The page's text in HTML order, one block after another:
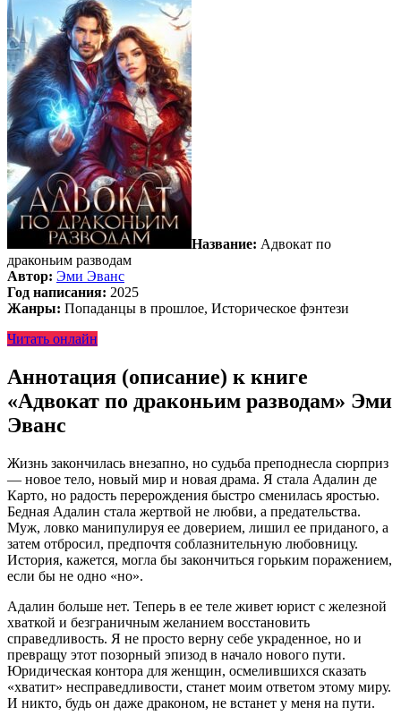
Название: Адвокат по
драконьим разводам
Автор: Эми Эванс
Год написания: 2025
Жанры: Попаданцы в прошлое, Историческое фэнтези
Читать онлайн
Аннотация (описание) к книге
«Адвокат по драконьим разводам» Эми
Эванс
Жизнь закончилась внезапно, но судьба преподнесла сюрприз
— новое тело, новый мир и новая драма. Я стала Адалин де
Карто, но радость перерождения быстро сменилась яростью.
Бедная Адалин стала жертвой не любви, а предательства.
Муж, ловко манипулируя ее доверием, лишил ее приданого, а
затем отбросил, предпочтя соблазнительную любовницу.
История, кажется, могла бы закончиться горьким поражением,
если бы не одно «но».
Адалин больше нет. Теперь в ее теле живет юрист с железной
хваткой и безграничным желанием восстановить
справедливость. Я не просто верну себе украденное, но и
превращу этот позорный эпизод в начало нового пути.
Юридическая контора для женщин, осмелившихся сказать
«хватит» несправедливости, станет моим ответом этому миру.
И никто, будь он даже драконом, не встанет у меня на пути.